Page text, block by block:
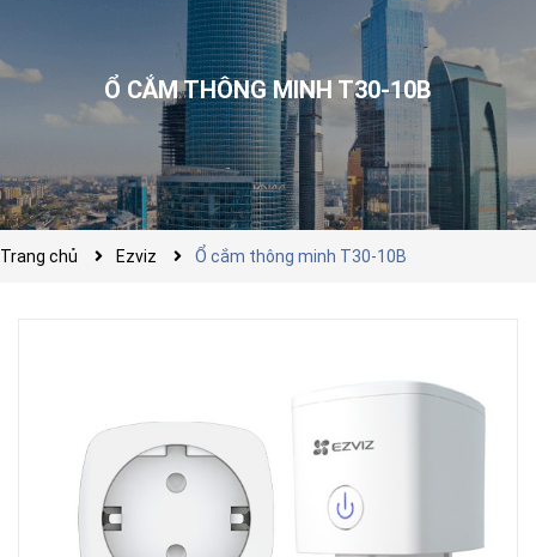
Ổ CẮM THÔNG MINH T30-10B
Trang chủ Ezviz Ổ cắm thông minh T30-10B